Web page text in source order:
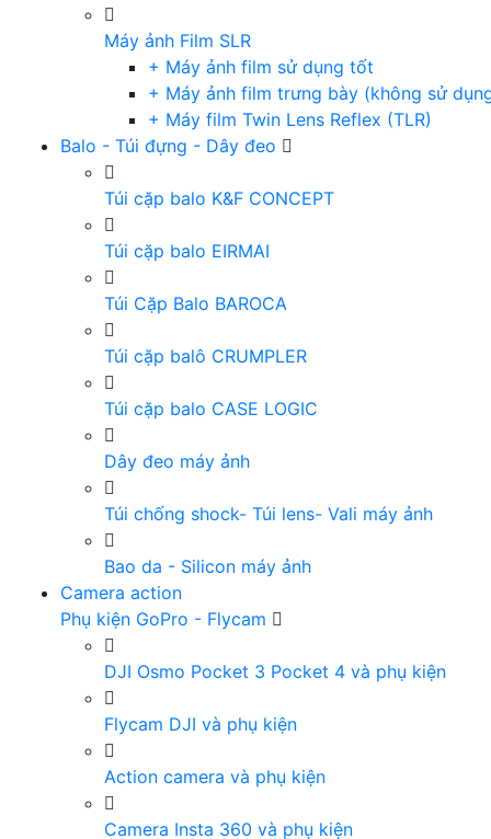
Máy ảnh Film SLR
+ Máy ảnh film sử dụng tốt
+ Máy ảnh film trưng bày (không sử
+ Máy film Twin Lens Reflex (TLR)
Balo - Túi đựng - Dây đeo
Túi cặp balo K&F CONCEPT
Túi cặp balo EIRMAI
Túi Cặp Balo BAROCA
Túi cặp balô CRUMPLER
Túi cặp balo CASE LOGIC
Dây đeo máy ảnh
Túi chống shock- Túi lens- Vali máy ảnh
Bao da - Silicon máy ảnh
Camera action
Phụ kiện GoPro - Flycam
DJI Osmo Pocket 3 Pocket 4 và phụ kiện
Flycam DJI và phụ kiện
Action camera và phụ kiện
Camera Insta 360 và phụ kiện